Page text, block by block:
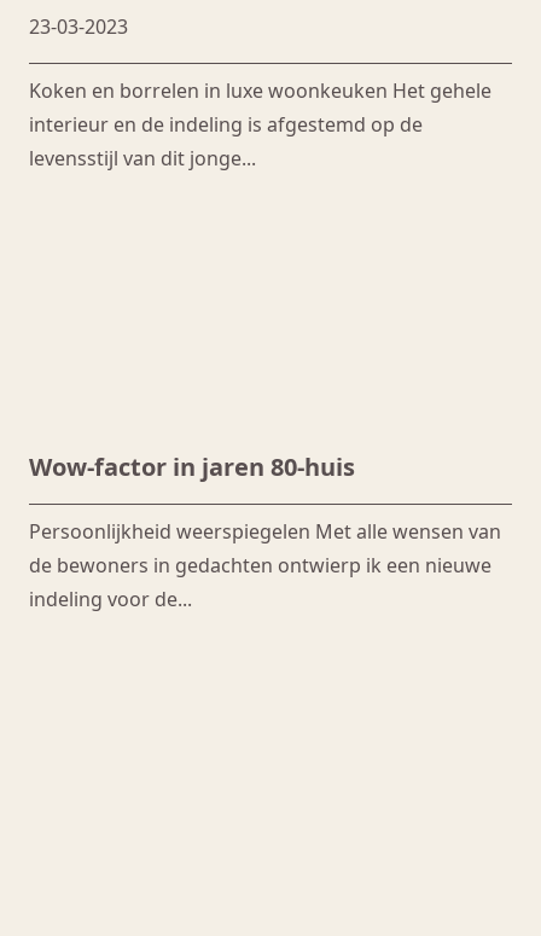
23-03-2023
Koken en borrelen in luxe woonkeuken Het gehele
interieur en de indeling is afgestemd op de
levensstijl van dit jonge...
Wow-factor in jaren 80-huis
Persoonlijkheid weerspiegelen Met alle wensen van
de bewoners in gedachten ontwierp ik een nieuwe
indeling voor de...